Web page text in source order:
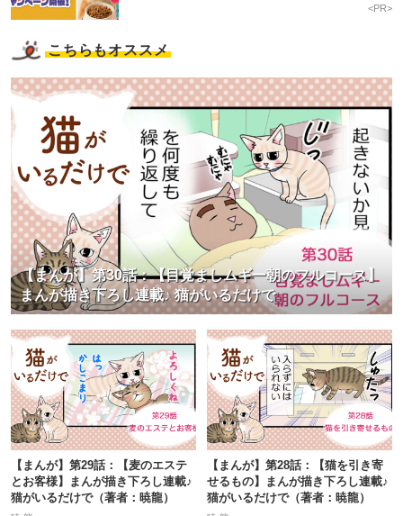
<PR>
こちらもオススメ
【まんが】第30話：【目覚ましムギー朝のフルコース】
まんが描き下ろし連載♪ 猫がいるだけで
【まんが】第29話：【麦のエステ
とお客様】まんが描き下ろし連載♪
猫がいるだけで（著者：暁龍）
【まんが】第28話：【猫を引き寄
せるもの】まんが描き下ろし連載♪
猫がいるだけで（著者：暁龍）